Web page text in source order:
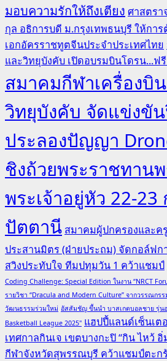
มอบความรักให้ถึงเตียง ศาสตรา
กุล อธิการบดี ม.กรุงเทพธนบุรี ให้กา
เอกอัครราชทูตจีนประจำประเทศไทย
และวิทยุบังคับ เปิดอบรมบินโดรน...ฟ
สมาคมกีฬาเครื่องบิ
วิทยุบังคับ จัดแข่งขั
ประลองปัญญา
ชิงถ้วยพระราชทาน
พระเจ้าอยู่หัว 22-23
ปัตตานี สมาคมผู้ปกครองและค
ประสานมิตร (ฝ่ายประถม) จัดกอล์ฟ
สวิงประทับใจ ทีมปทุมวัน 1 คว้าแชมป์
Coding Challenge: Special Edition ในงาน “NRCT
รายวิชา “Dracula and Modern Culture” จากวรรณกร
วัฒนธรรมร่วมใหม่ อัสสัมชัญ ขึ้นนำ บาสเกตบอลชาย รุ่น
Basketball League 2025" แฮปปี้แลนด์เซ็นเ
เทศกาลกินเจ เขตบางกะปิ “กิน ไหว้
กีฬาจังหวัดสุพรรณบุรี คว้าแชมป์ตะ